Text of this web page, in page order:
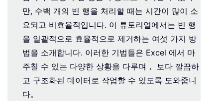
만, 수백 개의 빈 행을 처리할 때는 시간이 많이 소
요되고 비효율적입니다. 이 튜토리얼에서는 빈 행
을 일괄적으로 효율적으로 제거하는 여섯 가지 방
법을 소개합니다. 이러한 기법들은 Excel 에서 마
주칠 수 있는 다양한 상황을 다루며， 보다 깔끔하
고 구조화된 데이터로 작업할 수 있도록 도와줍니
다。